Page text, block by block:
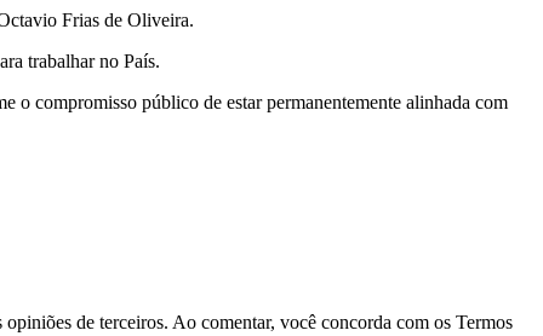
Frias de Oliveira.
trabalhar no País.
o compromisso público de estar permanentemente alinhada com
de terceiros. Ao comentar, você concorda com os Termos